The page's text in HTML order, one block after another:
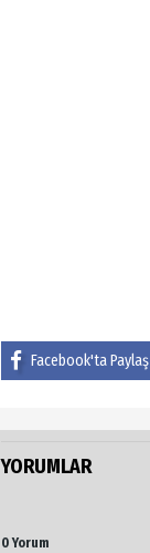
Facebook'ta Paylaş
YORUMLAR
0 Yorum